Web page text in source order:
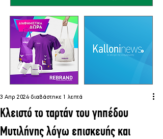
Κλειστό το ταρτάν του γηπέδου
Μυτιλήνης λόγω επισκευής και
3 Απρ 2024 διαβάστηκε 1 λεπτά